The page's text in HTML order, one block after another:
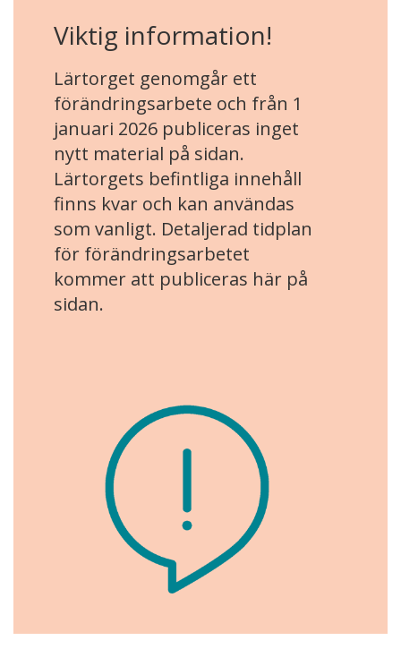
Viktig information!
Lärtorget genomgår ett
förändringsarbete och från 1
januari 2026 publiceras inget
nytt material på sidan.
Lärtorgets befintliga innehåll
finns kvar och kan användas
som vanligt. Detaljerad tidplan
för förändringsarbetet
kommer att publiceras här på
sidan.